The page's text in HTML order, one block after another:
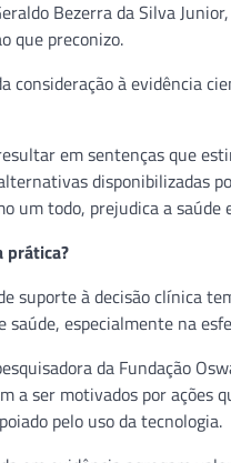
Bezerra da Silva
que preconizo.
consideração à evidência
em sentenças que
disponibilizadas
um todo, prejudica a saúde
prática?
suporte à decisão clínica
especialmente na
da Fundação
a ser motivados por ações
pelo uso da tecnologia.